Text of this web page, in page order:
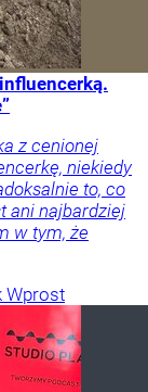
z cenionej
niekiedy
to, co
ani najbardziej
w tym, że
Wprost